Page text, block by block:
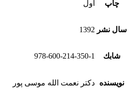
چاپ اول
سال نشر 1392
شابك 978-600-214-350-1
نویسنده دکتر نعمت الله موسی پور